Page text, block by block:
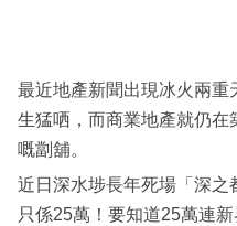
最近地產新聞出現冰火兩
生猛哂，而商業地產就仍
嘅劏舖。
近日深水埗長年死場「深
只係25萬！要知道25萬連